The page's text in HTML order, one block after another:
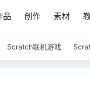
品 创作 素材
Scratch联机游戏